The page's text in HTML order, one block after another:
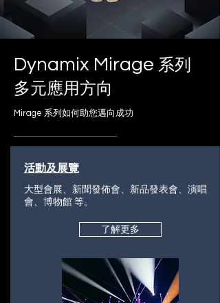
Dynamix Mirage 系列
多元應用方向
Mirage 系列如何助您邁向成功
活動及展覽
大型會展、新聞發佈會、新品發表會、演唱
會、博物館 等。
了解更多